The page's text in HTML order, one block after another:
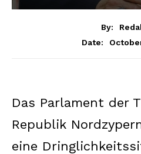
By:
Date:
Das Parlament der
Republik
eine